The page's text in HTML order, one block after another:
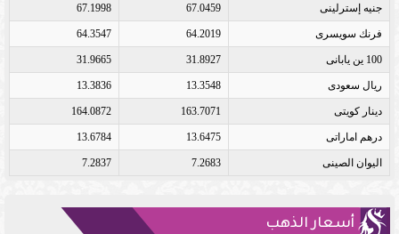
جنيه إسترلينى 67.0459
67.1998
فرنك سويسرى 64.2019
64.3547
100 ين يابانى 31.8927
31.9665
ريال سعودى 13.3548
13.3836
دينار كويتى 163.7071
164.0872
درهم اماراتى 13.6475
13.6784
اليوان الصينى 7.2683
7.2837
أسعار الذهب